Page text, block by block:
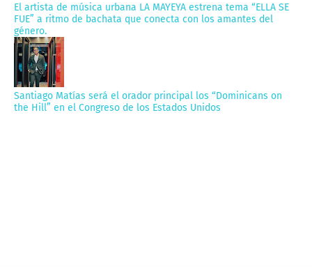
El artista de música urbana LA MAYEYA estrena tema “ELLA SE
FUE” a ritmo de bachata que conecta con los amantes del
género.
Santiago Matías será el orador principal los “Dominicans on
the Hill” en el Congreso de los Estados Unidos